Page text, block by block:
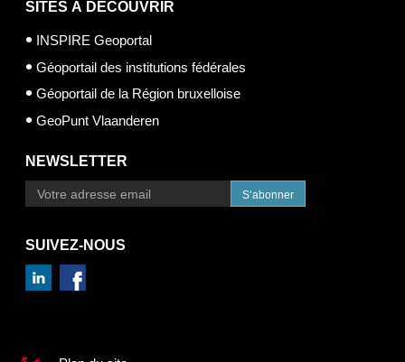
SITES À DÉCOUVRIR
INSPIRE Geoportal
Géoportail des institutions fédérales
Géoportail de la Région bruxelloise
GeoPunt Vlaanderen
NEWSLETTER
S’abonner
SUIVEZ-NOUS